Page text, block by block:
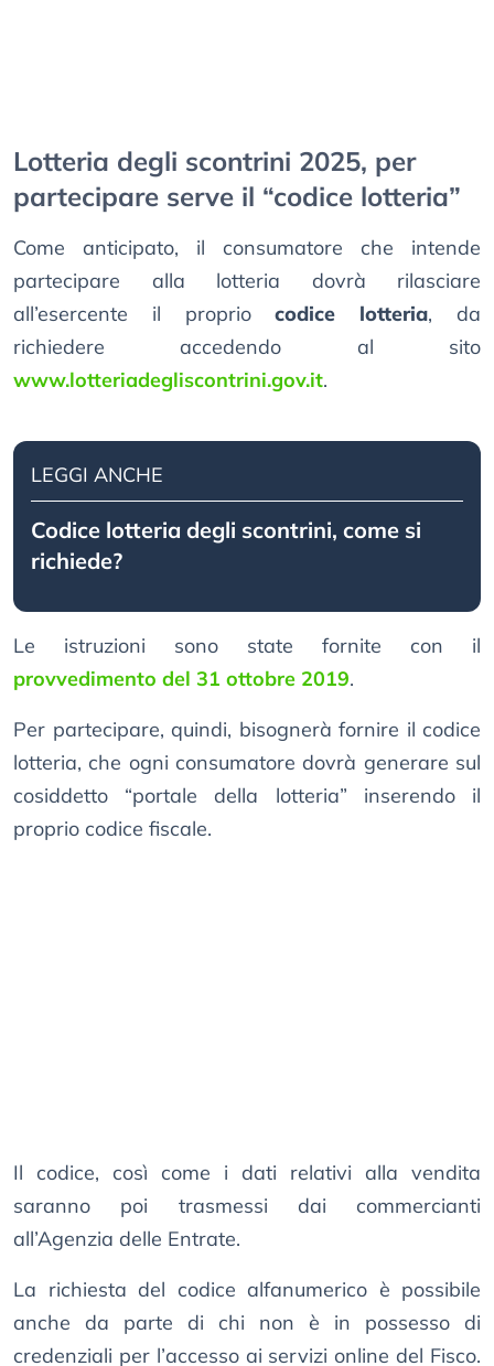
Lotteria degli scontrini 2025, per
partecipare serve il “codice lotteria”
Come anticipato, il consumatore che intende
partecipare alla lotteria dovrà rilasciare
all’esercente il propriocodice lotteria, da
richiedere accedendo al sito
www.lotteriadegliscontrini.gov.it.
LEGGI ANCHE
Codice lotteria degli scontrini, come si
richiede?
Le istruzioni sono state fornite con il
provvedimento del 31 ottobre 2019.
Per partecipare, quindi, bisognerà fornire il codice
lotteria, che ogni consumatore dovrà generare sul
cosiddetto “portale della lotteria” inserendo il
proprio codice fiscale.
Il codice, così come i dati relativi alla vendita
saranno poi trasmessi dai commercianti
all’Agenzia delle Entrate.
La richiesta del codice alfanumerico è possibile
anche da parte di chi non è in possesso di
credenziali per l’accesso ai servizi online del Fisco.